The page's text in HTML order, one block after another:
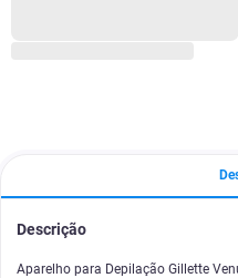
Descrição
Aparelho para Depilação Gillette